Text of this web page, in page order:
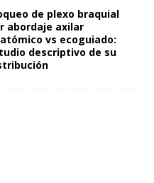
de plexo braquial
abordaje axilar
vs ecoguiado:
descriptivo de su